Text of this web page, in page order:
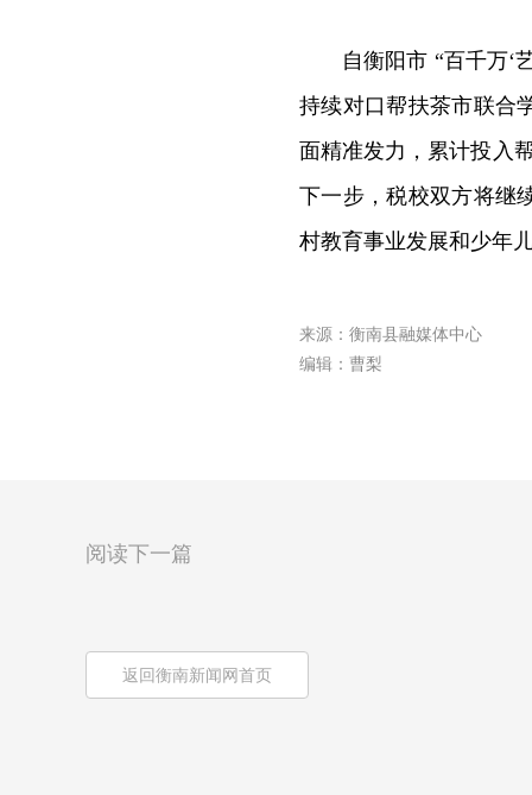
自衡阳市 “百千万‘
持续对口帮扶茶市联合
面精准发力，累计投入
下一步，税校双方将继
村教育事业发展和少年
来源：衡南县融媒体中心
编辑：曹梨
阅读下一篇
返回衡南新闻网首页